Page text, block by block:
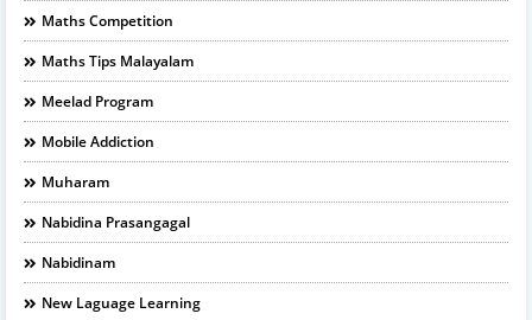
Maths Competition
Maths Tips Malayalam
Meelad Program
Mobile Addiction
Muharam
Nabidina Prasangagal
Nabidinam
New Laguage Learning